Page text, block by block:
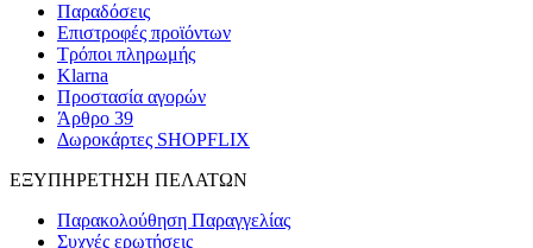
Παραδόσεις
Επιστροφές προϊόντων
Τρόποι πληρωμής
Klarna
Προστασία αγορών
Άρθρο 39
Δωροκάρτες SHOPFLIX
ΕΞΥΠΗΡΕΤΗΣΗ ΠΕΛΑΤΩΝ
Παρακολούθηση Παραγγελίας
Συχνές ερωτήσεις